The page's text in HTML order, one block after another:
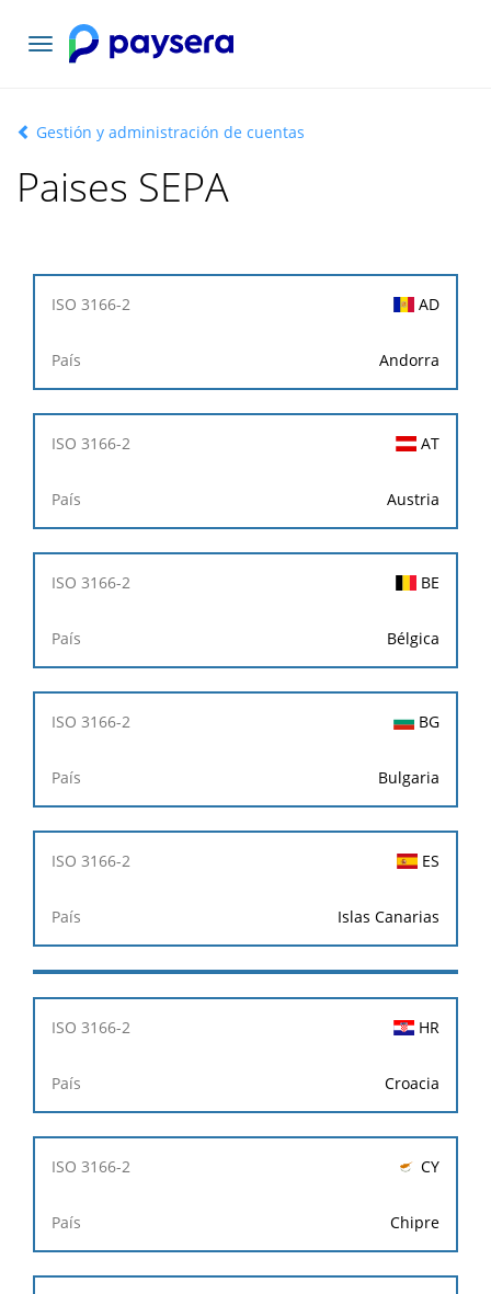
Toggle
navigation
Gestión y administración de cuentas
Paises SEPA
ISO
AD
Andorra
AT
Austria
BE
Bélgica
BG
Bulgaria
ES
Islas Canarias
HR
Croacia
CY
Chipre